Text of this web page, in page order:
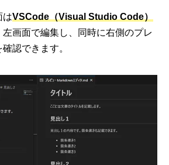
はVSCode（Visual Studio Code）
画面で編集し、同時に右側のプレ
認できます。